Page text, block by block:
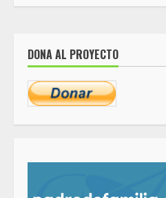
DONA AL PROYECTO